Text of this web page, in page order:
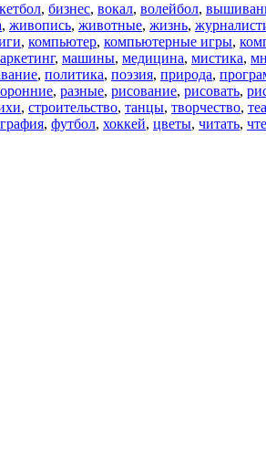
, бизнес, вокал, волейбол,
, живопись, животные, жизнь,
, компьютер, компьютерные игры,
, машины, медицина, мистика,
, политика, поэзия, природа,
, разные, рисование, рисовать,
, строительство, танцы, творчество,
, футбол, хоккей, цветы, читать,